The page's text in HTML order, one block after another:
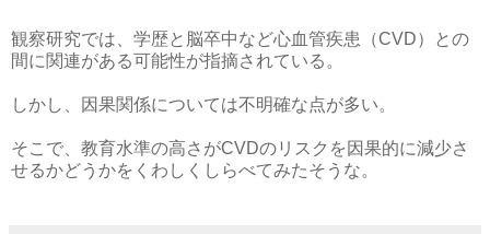
観察研究では、学歴と脳卒中など心血管疾患（CVD）との
間に関連がある可能性が指摘されている。
しかし、因果関係については不明確な点が多い。
そこで、教育水準の高さがCVDのリスクを因果的に減少さ
せるかどうかをくわしくしらべてみたそうな。